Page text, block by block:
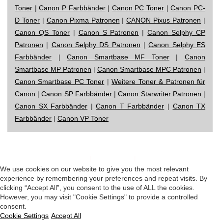
Toner |Canon P Farbbänder| Canon PC Toner |Canon PC-
D Toner| Canon Pixma Patronen |CANON Pixus Patronen |
Canon QS Toner| Canon S Patronen |Canon Selphy CP
Patronen | Canon Selphy DS Patronen |Canon Selphy ES
Farbbänder |Canon Smartbase MF Toner|Canon
Smartbase MP Patronen | Canon Smartbase MPC Patronen |
Canon Smartbase PC Toner |Weitere Toner & Patronen für
Canon |Canon SP Farbbänder|Canon Starwriter Patronen |
Canon SX Farbbänder |Canon T Farbbänder | Canon TX
Farbbänder | Canon VP Toner
We use cookies on our website to give you the most relevant
experience by remembering your preferences and repeat visits. By
clicking “Accept All”, you consent to the use of ALL the cookies.
However, you may visit "Cookie Settings" to provide a controlled
consent.
Cookie Settings Accept All